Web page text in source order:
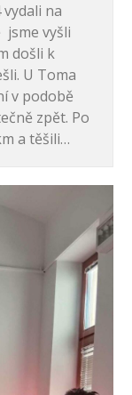
na
jsme vyšli
došli k
U Toma
v podobě
zpět. Po
a těšili…